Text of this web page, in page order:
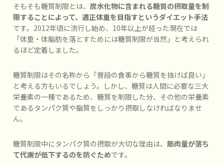
そもそも糖質制限とは、炭水化物に含まれる糖質の摂取量を制
限することによって、適正体重を目指すというダイエット手法
です。2012年頃に流行し始め、10年以上が経った現在では
「体重・体脂肪を落とすためには糖質制限が当然」と考えられ
るほど定着しました。
糖質制限はその名称から「普段の食事から糖質を抜けば良い」
と考える方もいるでしょう。しかし、糖質は人間に必要な三大
栄養素の一種であるため、糖質を制限した分、その他の栄養素
であるタンパク質や脂質をしっかり摂取しなければなりませ
ん。
糖質制限中にタンパク質の摂取が大切な理由は、筋肉量が落ち
て代謝が低下するのを防ぐためです。